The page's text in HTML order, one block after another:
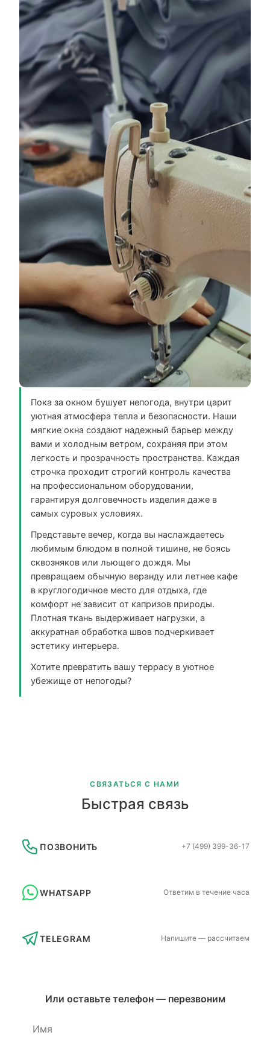
Пока за окном бушует непогода, внутри царит
уютная атмосфера тепла и безопасности. Наши
мягкие окна создают надежный барьер между
вами и холодным ветром, сохраняя при этом
легкость и прозрачность пространства. Каждая
строчка проходит строгий контроль качества
на профессиональном оборудовании,
гарантируя долговечность изделия даже в
самых суровых условиях.
Представьте вечер, когда вы наслаждаетесь
любимым блюдом в полной тишине, не боясь
сквозняков или льющего дождя. Мы
превращаем обычную веранду или летнее кафе
в круглогодичное место для отдыха, где
комфорт не зависит от капризов природы.
Плотная ткань выдерживает нагрузки, а
аккуратная обработка швов подчеркивает
эстетику интерьера.
Хотите превратить вашу террасу в уютное
убежище от непогоды?
СВЯЗАТЬСЯ С НАМИ
Быстрая связь
ПОЗВОНИТЬ +7 (499) 399-36-17
WHATSAPP Ответим в течение часа
TELEGRAM Напишите — рассчитаем
Или оставьте телефон — перезвоним